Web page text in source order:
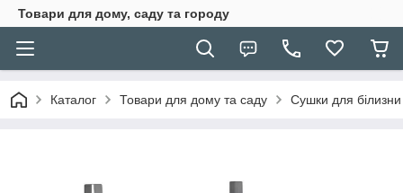
Товари для дому, саду та городу
Каталог Товари для дому та саду Сушки для білизни